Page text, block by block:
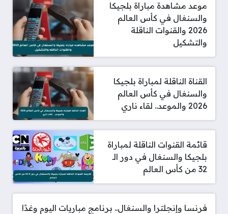
موعد مشاهدة مباراة بلجيكا
والسنغال في كأس العالم
2026 والقنوات الناقلة
والتشكيل
القناة الناقلة لمباراة بلجيكا
والسنغال في كأس العالم
2026 والموعد.. لقاء ناري
قائمة القنوات الناقلة لمباراة
بلجيكا والسنغال في دور الـ
32 من كأس العالم
فرنسا وإنجلترا والسنغال.. برنامج مباريات اليوم وغدًا